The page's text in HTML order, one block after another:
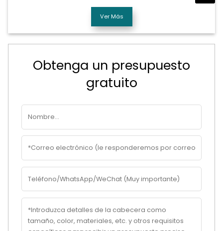
Ver Más
Obtenga un presupuesto
gratuito